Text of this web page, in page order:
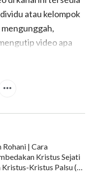
atau kelompok
video apa
Yang
mencari
hubungi kami
untuk
Rohani | Cara
Kristus Sejati
Kristus-Kristus Palsu (2)